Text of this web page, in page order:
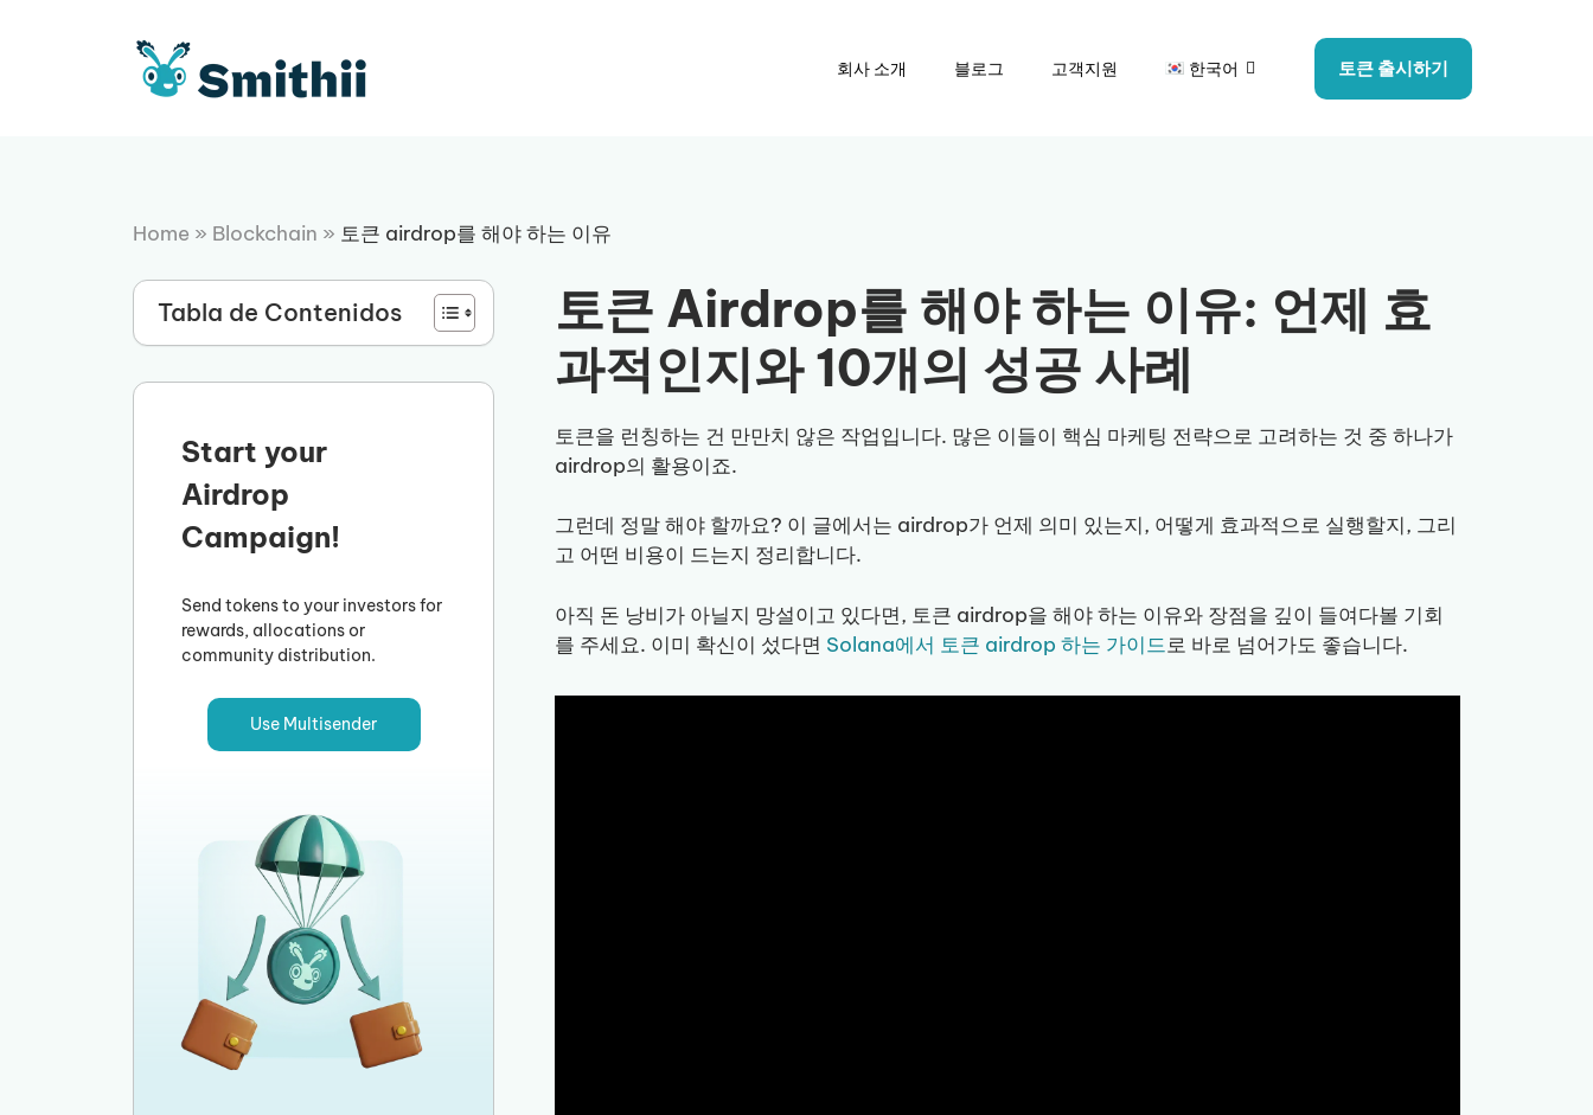
회사 소개 블로그 고객지원 한국어 토큰 출시하기
Home » Blockchain » 토큰 airdrop를 해야 하는 이유
Tabla de Contenidos
Start your
Airdrop
Campaign!
Send tokens to your investors for
rewards, allocations or
community distribution.
Use Multisender
토큰 Airdrop를 해야 하는 이유: 언제 효
과적인지와 10개의 성공 사례
토큰을 런칭하는 건 만만치 않은 작업입니다. 많은 이들이 핵심 마케팅 전략으로 고려하는 것 중 하나가
airdrop의 활용이죠.
그런데 정말 해야 할까요? 이 글에서는 airdrop가 언제 의미 있는지, 어떻게 효과적으로 실행할지, 그리
고 어떤 비용이 드는지 정리합니다.
아직 돈 낭비가 아닐지 망설이고 있다면, 토큰 airdrop을 해야 하는 이유와 장점을 깊이 들여다볼 기회
를 주세요. 이미 확신이 섰다면 Solana에서 토큰 airdrop 하는 가이드로 바로 넘어가도 좋습니다.